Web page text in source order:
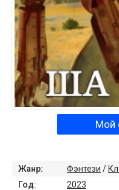
Мой
Жанр: Фэнтези /
Год:
2023